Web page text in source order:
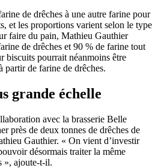
de drêches à une autre farine pour
et les proportions varient selon le type
faire du pain, Mathieu Gauthier
de drêches et 90 % de farine tout
biscuits pourrait néanmoins être
partir de farine de drêches.
grande échelle
avec la brasserie Belle
près de deux tonnes de drêches de
Gauthier. « On vient d’investir
désormais traiter la même
», ajoute-t-il.